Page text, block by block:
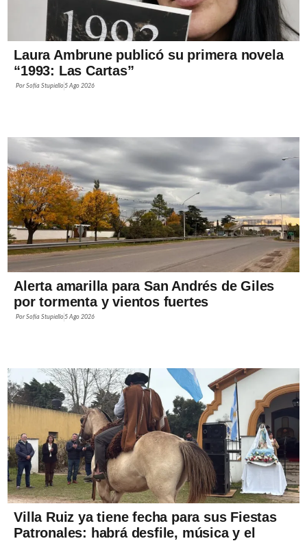
Laura Ambrune publicó su primera novela
“1993: Las Cartas”
PorSofía Stupiello 5 Ago 2026
Alerta amarilla para San Andrés de Giles
por tormenta y vientos fuertes
PorSofía Stupiello 5 Ago 2026
Villa Ruiz ya tiene fecha para sus Fiestas
Patronales: habrá desfile, música y el